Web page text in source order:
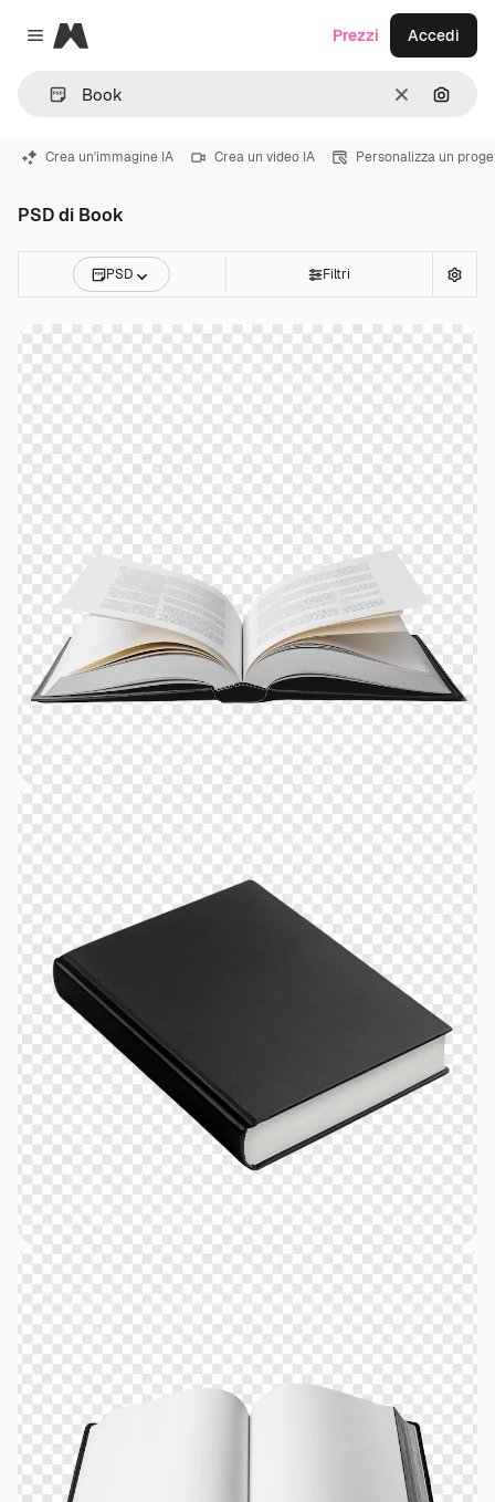
Close menu
Magnific
CancellaCerca
Prezzi Accedi
Crea un'immagine IA Crea un video IA Personalizza un
PSD di Book
PSD Filtri